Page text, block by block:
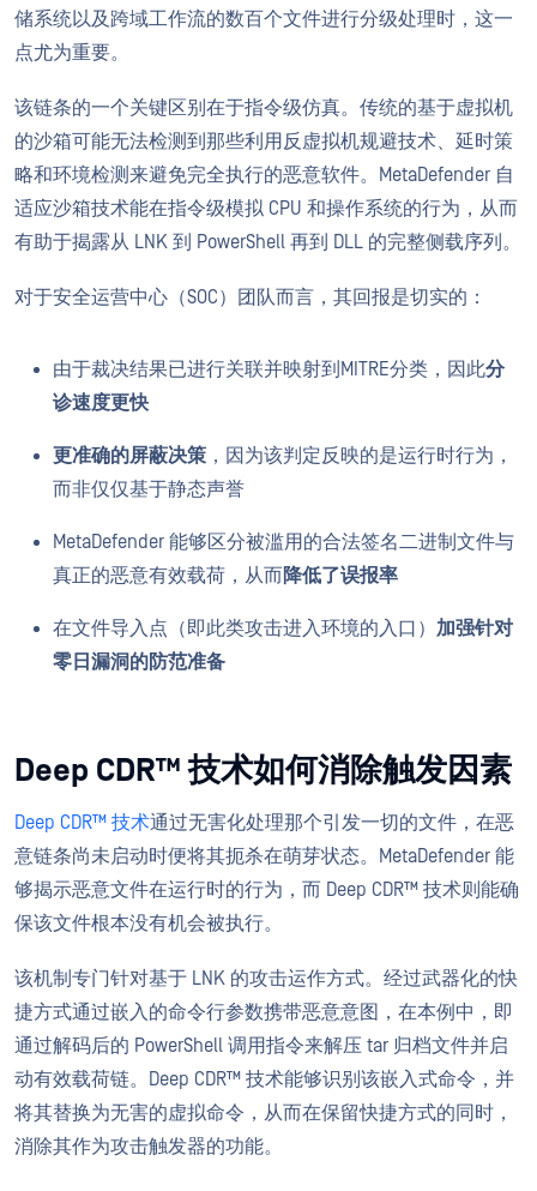
储系统以及跨域工作流的数百个文件进行分级处理时，这一
点尤为重要。
该链条的一个关键区别在于指令级仿真。传统的基于虚拟机
的沙箱可能无法检测到那些利用反虚拟机规避技术、延时策
略和环境检测来避免完全执行的恶意软件。MetaDefender 自
适应沙箱技术能在指令级模拟 CPU 和操作系统的行为，从而
有助于揭露从 LNK 到 PowerShell 再到 DLL 的完整侧载序列。
对于安全运营中心（SOC）团队而言，其回报是切实的：
由于裁决结果已进行关联并映射到MITRE分类，因此分
诊速度更快
更准确的屏蔽决策 ，因为该判定反映的是运行时行为，
而非仅仅基于静态声誉
MetaDefender 能够区分被滥用的合法签名二进制文件与
真正的恶意有效载荷，从而降低了误报率
在文件导入点（即此类攻击进入环境的入口） 加强针对
零日漏洞的防范准备
Deep CDR™ 技术如何消除触发因素
Deep CDR™ 技术通过无害化处理那个引发一切的文件，在恶
意链条尚未启动时便将其扼杀在萌芽状态。MetaDefender 能
够揭示恶意文件在运行时的行为，而 Deep CDR™ 技术则能确
保该文件根本没有机会被执行。
该机制专门针对基于 LNK 的攻击运作方式。经过武器化的快
捷方式通过嵌入的命令行参数携带恶意意图，在本例中，即
通过解码后的 PowerShell 调用指令来解压 tar 归档文件并启
动有效载荷链。Deep CDR™ 技术能够识别该嵌入式命令，并
将其替换为无害的虚拟命令，从而在保留快捷方式的同时，
消除其作为攻击触发器的功能。